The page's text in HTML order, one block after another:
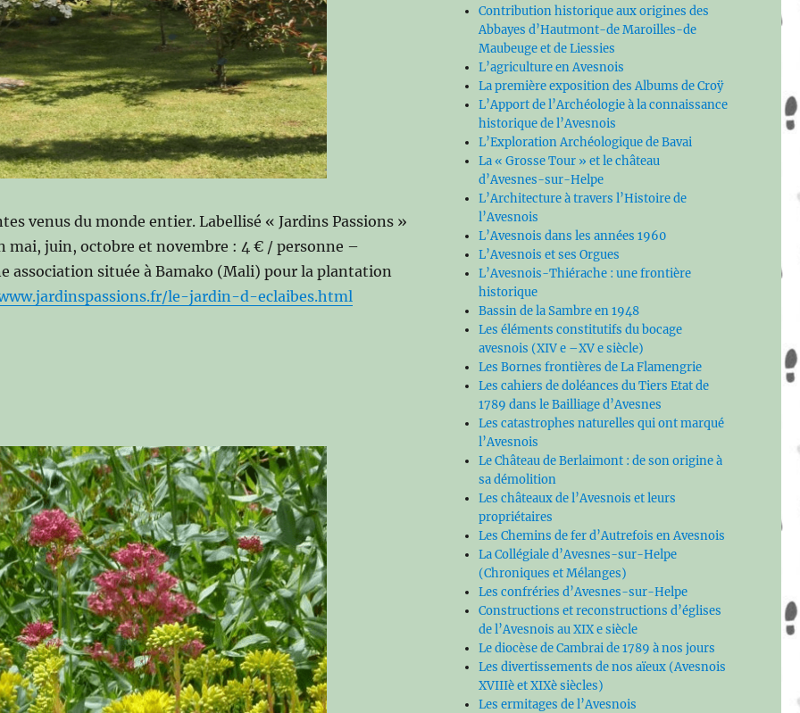
venus du monde entier. Labellisé « Jardins Passions »
mai, juin, octobre et novembre : 4 € / personne –
association située à Bamako (Mali) pour la plantation
le-jardin-d-eclaibes.html
Contribution historique aux origines des
Abbayes d’Hautmont-de Maroilles-de
Maubeuge et de Liessies
L’agriculture en Avesnois
La première exposition des Albums de Croÿ
L’Apport de l’Archéologie à la connaissance
historique de l’Avesnois
L’Exploration Archéologique de Bavai
La « Grosse Tour » et le château
d’Avesnes-sur-Helpe
L’Architecture à travers l’Histoire de
l’Avesnois
L’Avesnois dans les années 1960
L’Avesnois et ses Orgues
L’Avesnois-Thiérache : une frontière
historique
Bassin de la Sambre en 1948
Les éléments constitutifs du bocage
avesnois (XIV e –XV e siècle)
Les Bornes frontières de La Flamengrie
Les cahiers de doléances du Tiers Etat de
1789 dans le Bailliage d’Avesnes
Les catastrophes naturelles qui ont marqué
l’Avesnois
Le Château de Berlaimont : de son origine à
sa démolition
Les châteaux de l’Avesnois et leurs
propriétaires
Les Chemins de fer d’Autrefois en Avesnois
La Collégiale d’Avesnes-sur-Helpe
(Chroniques et Mélanges)
Les confréries d’Avesnes-sur-Helpe
Constructions et reconstructions d’églises
de l’Avesnois au XIX e siècle
Le diocèse de Cambrai de 1789 à nos jours
Les divertissements de nos aïeux (Avesnois
XVIIIè et XIXè siècles)
Les ermitages de l’Avesnois